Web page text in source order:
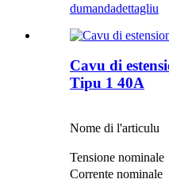
dumandadettagliu
Cavu di
Tipu 1 40A
Nome di l'articulu
Tensione nominale
Corrente nominale